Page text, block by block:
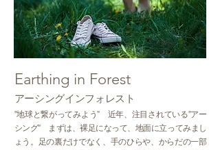
Earthing in Forest
アーシングインフォレスト
”地球と繋がってみよう” 近年、注目されている”アー
シング” まずは、裸足になって、地面に立ってみまし
ょう。足の裏だけでなく、手のひらや、からだの一部